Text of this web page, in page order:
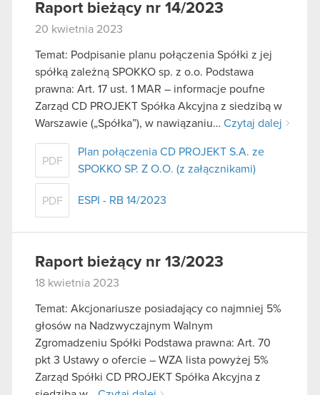
Raport bieżący nr 14/2023
20 kwietnia 2023
Temat: Podpisanie planu połączenia Spółki z jej
spółką zależną SPOKKO sp. z o.o. Podstawa
prawna: Art. 17 ust. 1 MAR – informacje poufne
Zarząd CD PROJEKT Spółka Akcyjna z siedzibą w
Warszawie („Spółka”), w nawiązaniu… Czytaj dalej
PDF
Plan połączenia CD PROJEKT S.A. ze
SPOKKO SP. Z O.O. (z załącznikami)
PDF ESPI - RB 14/2023
Raport bieżący nr 13/2023
18 kwietnia 2023
Temat: Akcjonariusze posiadający co najmniej 5%
głosów na Nadzwyczajnym Walnym
Zgromadzeniu Spółki Podstawa prawna: Art. 70
pkt 3 Ustawy o ofercie – WZA lista powyżej 5%
Zarząd Spółki CD PROJEKT Spółka Akcyjna z